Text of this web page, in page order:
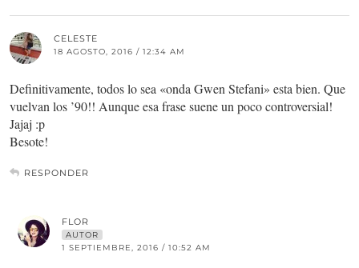
CELESTE
18 AGOSTO, 2016 / 12:34 AM
Definitivamente, todos lo sea «onda Gwen Stefani» esta bien. Que
vuelvan los ’90!! Aunque esa frase suene un poco controversial!
Jajaj :p
Besote!
RESPONDER
FLOR
AUTOR
1 SEPTIEMBRE, 2016 / 10:52 AM